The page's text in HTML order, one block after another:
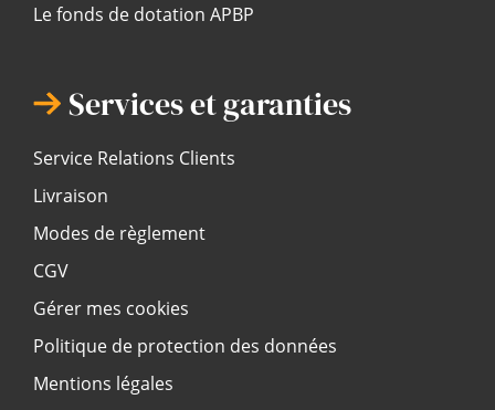
Le fonds de dotation APBP
Services et garanties
Service Relations Clients
Livraison
Modes de règlement
CGV
Gérer mes cookies
Politique de protection des données
Mentions légales